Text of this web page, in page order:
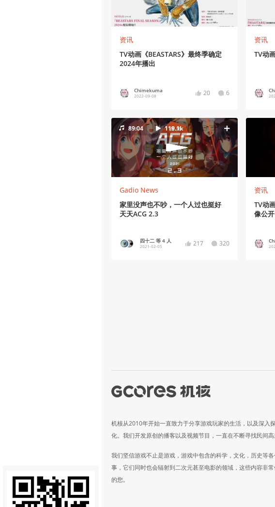
资讯
TV动画《BEASTARS》最终季确定
2024年播出
Chimekuma
2022-09-08 20 6
资讯
TV动
89:04 119.1k
Gadio News
家里没声也不吵，一个人过也挺好
天天ACG 2.3
四十二 等 4 人
2021-02-05 217 320
资讯
TV动
像公
机核从2010年开始一直致力于分享游戏玩家的生活，以及深入
化。我们开发原创的播客以及视频节目，一直在不断寻找民间高
我们坚信游戏不止是游戏，游戏中包含的科学，文化，历史等
事，它们同时也会辐射到二次元甚至电影的领域，这些内容非
的您。